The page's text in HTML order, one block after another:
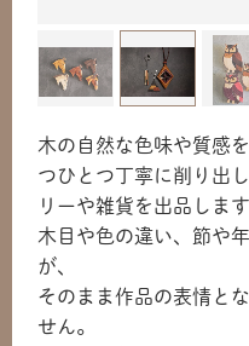
木の自然な色味や質感
つひとつ丁寧に削り出
リーや雑貨を出品します
木目や色の違い、節や
が、
そのまま作品の表情と
せん。